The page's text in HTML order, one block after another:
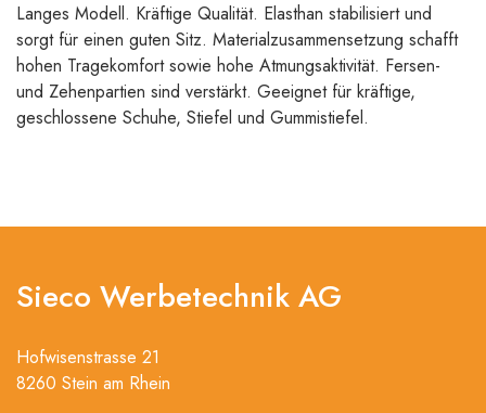
Langes Modell. Kräftige Qualität. Elasthan stabilisiert und
sorgt für einen guten Sitz. Materialzusammensetzung schafft
hohen Tragekomfort sowie hohe Atmungsaktivität. Fersen-
und Zehenpartien sind verstärkt. Geeignet für kräftige,
geschlossene Schuhe, Stiefel und Gummistiefel.
Sieco Werbetechnik AG
Hofwisenstrasse 21
8260 Stein am Rhein